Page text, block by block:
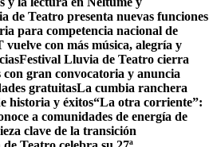
de Teatro presenta nuevas funciones
para competencia nacional de
con más música, alegría y
Festival Lluvia de Teatro cierra
con gran convocatoria y anuncia
gratuitasLa cumbia ranchera
historia y éxitos“La otra corriente”:
a comunidades de energía de
clave de la transición